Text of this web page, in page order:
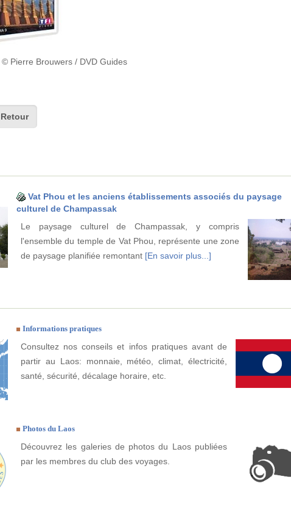
© Pierre Brouwers / DVD Guides
Retour
Vat Phou et les anciens établissements associés du paysage
culturel de Champassak
Le paysage culturel de Champassak, y compris
l'ensemble du temple de Vat Phou, représente une zone
de paysage planifiée remontant [En savoir plus...]
Informations pratiques
Consultez nos conseils et infos pratiques avant de
partir au Laos: monnaie, météo, climat, électricité,
santé, sécurité, décalage horaire, etc.
Photos du Laos
Découvrez les galeries de photos du Laos publiées
par les membres du club des voyages.